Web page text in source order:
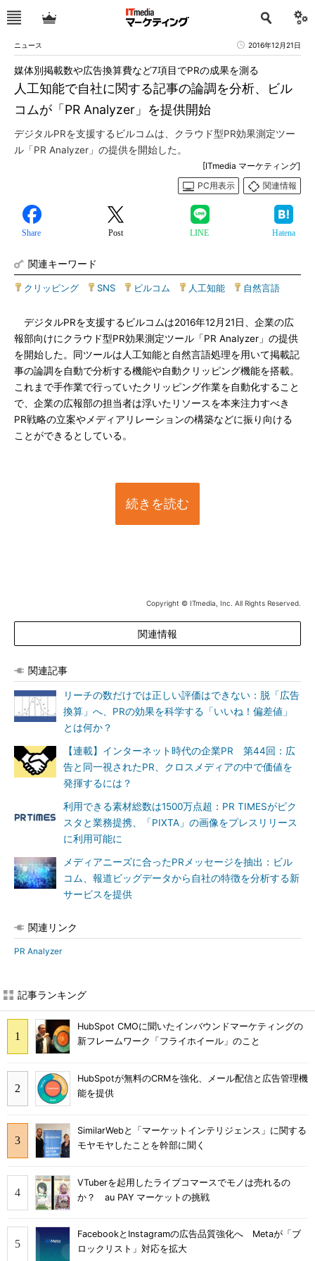
ニュース 2016年12月21日
人工知能で自社に関する記事の論調を分析、ビル
コムが「PR Analyzer」を提供開始
媒体別掲載数や広告換算費など7項目でPRの成果を測る
デジタルPRを支援するビルコムは、クラウド型PR効果測定ツー
ル「PR Analyzer」の提供を開始した。
[ITmedia マーケティング]
PC用表示
関連情報
Share Post LINE Hatena
関連キーワード
クリッピング SNS ビルコム 人工知能 自然言語
デジタルPRを支援するビルコムは2016年12月21日、企業の広
報部向けにクラウド型PR効果測定ツール「PR Analyzer」の提供
を開始した。同ツールは人工知能と自然言語処理を用いて掲載記
事の論調を自動で分析する機能や自動クリッピング機能を搭載。
これまで手作業で行っていたクリッピング作業を自動化すること
で、企業の広報部の担当者は浮いたリソースを本来注力すべき
PR戦略の立案やメディアリレーションの構築などに振り向ける
ことができるとしている。
続きを読む
Copyright © ITmedia, Inc. All Rights Reserved.
関連情報
関連記事
リーチの数だけでは正しい評価はできない：脱「広告
換算」へ、PRの効果を科学する「いいね！偏差値」
とは何か？
【連載】インターネット時代の企業PR 第44回：広
告と同一視されたPR、クロスメディアの中で価値を
発揮するには？
利用できる素材総数は1500万点超：PR TIMESがピク
スタと業務提携、「PIXTA」の画像をプレスリリース
に利用可能に
メディアニーズに合ったPRメッセージを抽出：ビル
コム、報道ビッグデータから自社の特徴を分析する新
サービスを提供
関連リンク
PR Analyzer
記事ランキング
HubSpot CMOに聞いたインバウンドマーケティングの
新フレームワーク「フライホイール」のこと
HubSpotが無料のCRMを強化、メール配信と広告管理機
能を提供
SimilarWebと「マーケットインテリジェンス」に関する
モヤモヤしたことを幹部に聞く
VTuberを起用したライブコマースでモノは売れるの
か？ au PAY マーケットの挑戦
FacebookとInstagramの広告品質強化へ Metaが「ブ
ロックリスト」対応を拡大